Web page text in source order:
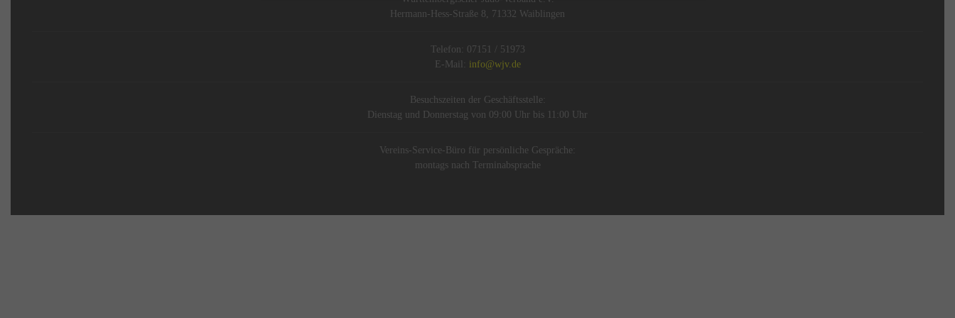
Hermann-Hess-Straße 8, 71332 Waiblingen
Telefon: 07151 / 51973
E-Mail: info@wjv.de
Besuchszeiten der Geschäftsstelle:
Dienstag und Donnerstag von 09:00 Uhr bis 11:00 Uhr
Vereins-Service-Büro für persönliche Gespräche:
montags nach Terminabsprache